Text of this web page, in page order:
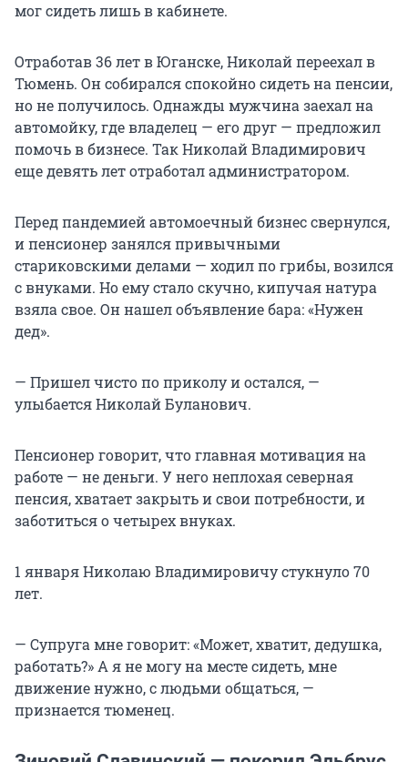
мог сидеть лишь в кабинете.
Отработав 36 лет в Юганске, Николай переехал в
Тюмень. Он собирался спокойно сидеть на пенсии,
но не получилось. Однажды мужчина заехал на
автомойку, где владелец — его друг — предложил
помочь в бизнесе. Так Николай Владимирович
еще девять лет отработал администратором.
Перед пандемией автомоечный бизнес свернулся,
и пенсионер занялся привычными
стариковскими делами — ходил по грибы, возился
с внуками. Но ему стало скучно, кипучая натура
взяла свое. Он нашел объявление бара: «Нужен
дед».
— Пришел чисто по приколу и остался, —
улыбается Николай Буланович.
Пенсионер говорит, что главная мотивация на
работе — не деньги. У него неплохая северная
пенсия, хватает закрыть и свои потребности, и
заботиться о четырех внуках.
1 января Николаю Владимировичу стукнуло 70
лет.
— Супруга мне говорит: «Может, хватит, дедушка,
работать?» А я не могу на месте сидеть, мне
движение нужно, с людьми общаться, —
признается тюменец.